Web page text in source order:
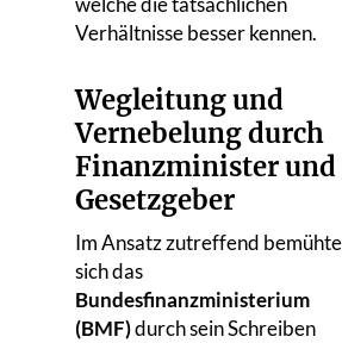
Verhältnisse besser kennen.
Wegleitung und
Vernebelung durch
Finanzminister und
Gesetzgeber
Im Ansatz zutreffend bemühte
sich das
Bundesfinanzministerium
(BMF)durch sein Schreiben